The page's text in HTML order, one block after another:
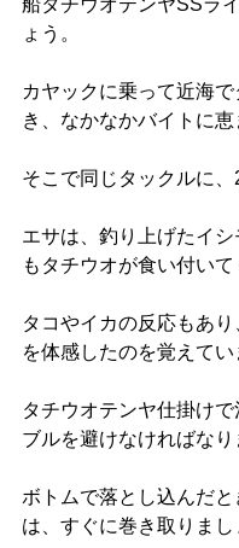
ょう。
カヤックに乗って近海
き、なかなかバイトに恵
そこで同じタックルに、
エサは、釣り上げたイ
もタチウオが食い付いて
タコやイカの反応もあ
を体感したのを覚えてい
タチウオテンヤ仕掛け
ブルを避けなければなり
ボトムで落とし込んだ
は、すぐに巻き取りまし